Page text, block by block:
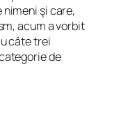
şi care,
acum a vorbit
câte trei
de